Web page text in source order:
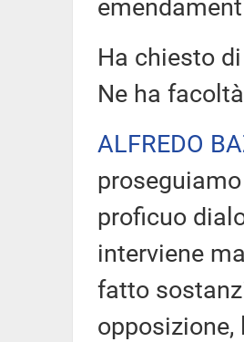
Ha chiesto
Ne ha
ALFREDO
proficuo
interviene
fatto